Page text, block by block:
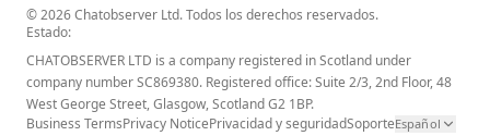
© 2026 Chatobserver Ltd. Todos los derechos reservados.
Estado:
CHATOBSERVER LTD is a company registered in Scotland under
company number SC869380. Registered office: Suite 2/3, 2nd Floor, 48
West George Street, Glasgow, Scotland G2 1BP.
Business TermsPrivacy NoticePrivacidad y seguridadSoporteEspañol